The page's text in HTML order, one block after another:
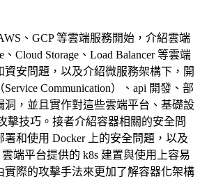
、GCP 等雲端服務開始，介紹雲端
Cloud Storage、Load Balancer 等雲端
資安問題，以及介紹微服務架構下，開
Communication）、api 開發、部
洞，並且實作對這些雲端平台、基礎設
擊技巧。接者介紹容器相關的安全問
和使用 Docker 上的安全問題，以及
雲端平台提供的 k8s 建置與使用上容易
實際的攻擊手法來更加了解容器化架構